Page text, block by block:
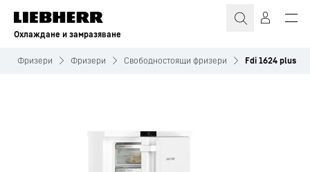
Охлаждане и замразяване
Фризери Фризери Свободностоящи фризери Fdi 1624 plus